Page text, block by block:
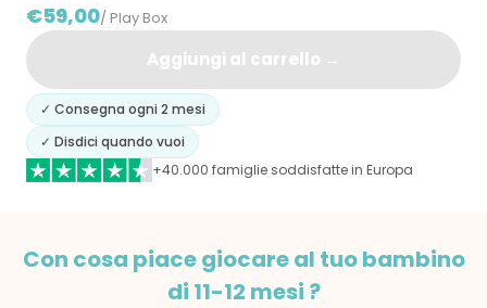
€59,00/ Play Box
Aggiungi al carrello →
✓ Consegna ogni 2 mesi
✓ Disdici quando vuoi
+40.000 famiglie soddisfatte in Europa
Con cosa piace giocare al tuo bambino
di 11-12 mesi ?